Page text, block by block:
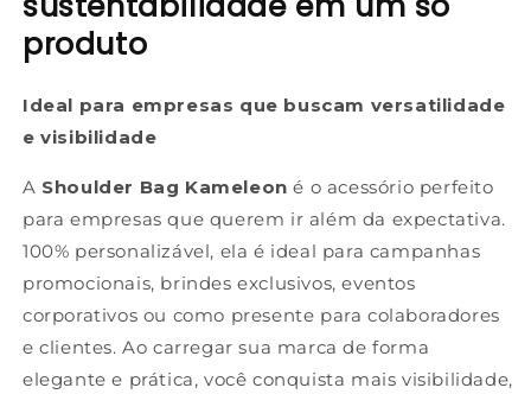
produto
Ideal para empresas que buscam versatilidade
e visibilidade
A Shoulder Bag Kameleon é o acessório perfeito
para empresas que querem ir além da expectativa.
100% personalizável, ela é ideal para campanhas
promocionais, brindes exclusivos, eventos
corporativos ou como presente para colaboradores
e clientes. Ao carregar sua marca de forma
elegante e prática, você conquista mais visibilidade,